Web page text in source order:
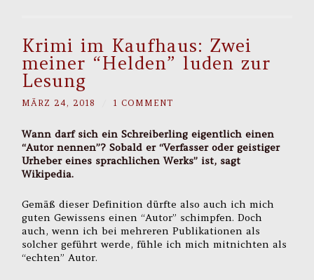
Krimi im Kaufhaus: Zwei
meiner “Helden” luden zur
Lesung
MÄRZ 24, 2018 1 COMMENT
Wann darf sich ein Schreiberling eigentlich einen
“Autor nennen”? Sobald er “Verfasser oder geistiger
Urheber eines sprachlichen Werks” ist, sagt
Wikipedia.
Gemäß dieser Definition dürfte also auch ich mich
guten Gewissens einen “Autor” schimpfen. Doch
auch, wenn ich bei mehreren Publikationen als
solcher geführt werde, fühle ich mich mitnichten als
“echten” Autor.